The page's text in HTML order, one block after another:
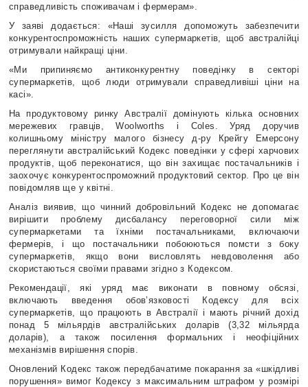
справедливість споживачам і фермерам».
У заяві додається: «Наші зусилля допоможуть забезпечити
конкурентоспроможність наших супермаркетів, щоб австралійці
отримували найкращі ціни.
«Ми припиняємо антиконкурентну поведінку в секторі
супермаркетів, щоб люди отримували справедливіші ціни на
касі».
На продуктовому ринку Австралії домінують кілька основних
мережевих гравців, Woolworths і Coles. Уряд доручив
колишньому міністру малого бізнесу д-ру Крейгу Емерсону
переглянути австралійський Кодекс поведінки у сфері харчових
продуктів, щоб переконатися, що він захищає постачальників і
заохочує конкурентоспроможний продуктовий сектор. Про це він
повідомляв ще у квітні.
Аналіз виявив, що чинний добровільний Кодекс не допомагає
вирішити проблему дисбалансу переговорної сили між
супермаркетами та їхніми постачальниками, включаючи
фермерів, і що постачальники побоюються помсти з боку
супермаркетів, якщо вони висловлять невдоволення або
скористаються своїми правами згідно з Кодексом.
Рекомендації, які уряд має виконати в повному обсязі,
включають введення обов’язковості Кодексу для всіх
супермаркетів, що працюють в Австралії і мають річний дохід
понад 5 мільярдів австралійських доларів (3,32 мільярда
доларів), а також посилення формальних і неофіційних
механізмів вирішення спорів.
Оновлений Кодекс також передбачатиме покарання за «шкідливі
порушення» вимог Кодексу з максимальним штрафом у розмірі